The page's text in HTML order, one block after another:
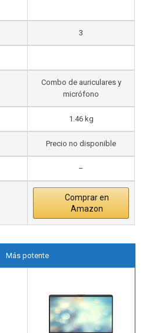
3
Combo de auriculares y
micrófono
1.46 kg
Precio no disponible
–
Comprar en
Amazon
Más potente